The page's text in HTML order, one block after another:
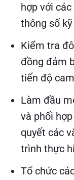
hợp với
thông số
Kiểm tra
đồng đảm
tiến độ
Làm đầu
và phối
quyết các
trình thực
Tổ chức